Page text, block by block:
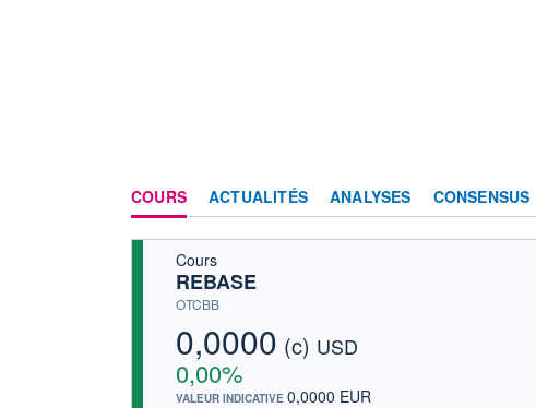
COURS ACTUALITÉS ANALYSES CONSENSUS
Cours
REBASE
OTCBB
0,0000 (c) USD
0,00%
VALEUR INDICATIVE 0,0000 EUR